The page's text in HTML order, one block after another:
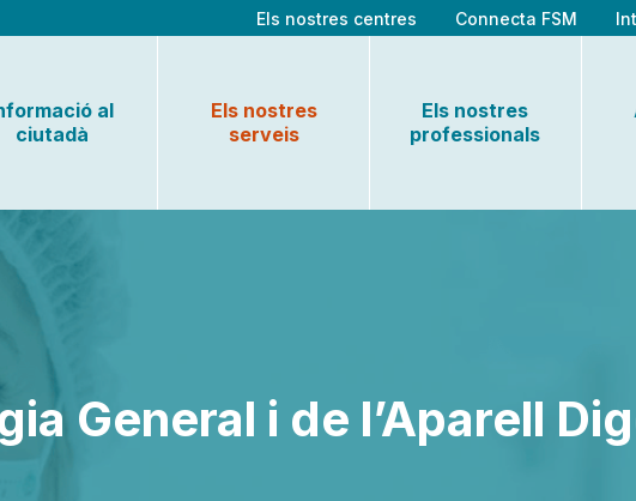
Els nostres centres Connecta FSM
al
ciutadà
Els nostres
serveis
Els nostres
professionals
General i de l’Aparell